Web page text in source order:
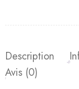
Description
Avis (0)